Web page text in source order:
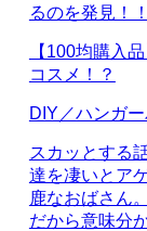
るのを発見！
【100均購入
コスメ！？
DIY／ハンガ
スカッとする
達を凄いとア
鹿なおばさん
だから意味分